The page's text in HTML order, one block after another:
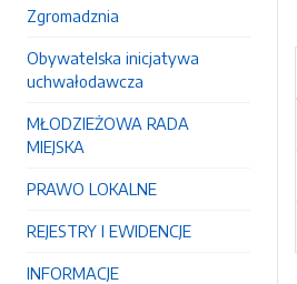
Zgromadznia
Obywatelska inicjatywa
uchwałodawcza
MŁODZIEŻOWA RADA
MIEJSKA
PRAWO LOKALNE
REJESTRY I EWIDENCJE
INFORMACJE